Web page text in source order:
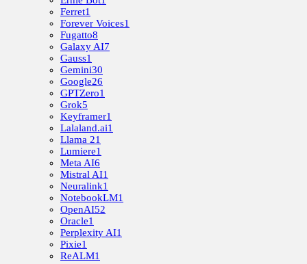
Ferret1
Forever Voices1
Fugatto8
Galaxy AI7
Gauss1
Gemini30
Google26
GPTZero1
Grok5
Keyframer1
Lalaland.ai1
Llama 21
Lumiere1
Meta AI6
Mistral AI1
Neuralink1
NotebookLM1
OpenAI52
Oracle1
Perplexity AI1
Pixie1
ReALM1